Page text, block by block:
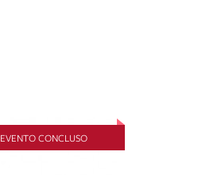
EVENTO CONCLUSO